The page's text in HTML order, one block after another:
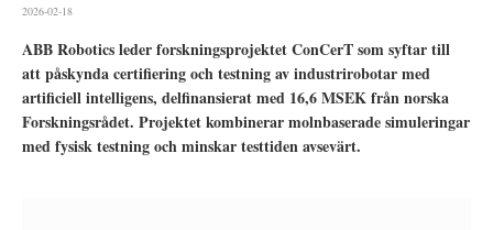
2026-02-18
ABB Robotics leder forskningsprojektet ConCerT som syftar till
att påskynda certifiering och testning av industrirobotar med
artificiell intelligens, delfinansierat med 16,6 MSEK från norska
Forskningsrådet. Projektet kombinerar molnbaserade simuleringar
med fysisk testning och minskar testtiden avsevärt.